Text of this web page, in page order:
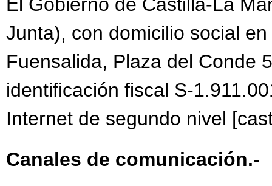
DÍA
DÍA MUNDIAL DE LA
EXHIBICIÓN
JORNADAS
LA AVENTURA DEL
Junta), con domicilio social
Fuensalida, Plaza del Conde
identificación fiscal S-
Internet de segundo nivel
Canales de comunicación.-